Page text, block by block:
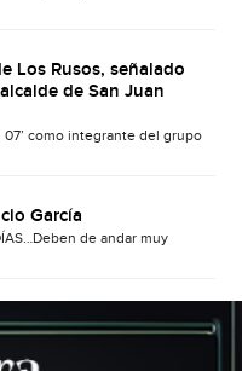
Los Rusos, señalado
de San Juan
como integrante del grupo
García
de andar muy